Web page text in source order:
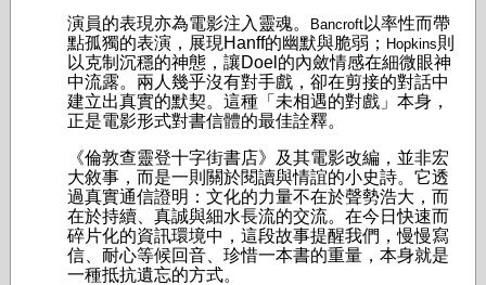
演員的表現亦為電影注入靈魂。
Bancroft 以率性而帶
點孤獨的表演，展現Hanff的幽默與脆弱； Hopkins則
以克制沉穩的神態，讓Doel的內斂情感在細微眼神
中流露。兩人幾乎沒有對手戲，卻在剪接的對話中
建立出真實的默契。這種「未相遇的對戲」本身，
正是電影形式對書信體的最佳詮釋。
《倫敦查靈登十字街書店》及其電影改編，並非宏
大敘事，而是一則關於閱讀與情誼的小史詩。它透
過真實通信證明：文化的力量不在於聲勢浩大，而
在於持續、真誠與細水長流的交流。在今日快速而
碎片化的資訊環境中，這段故事提醒我們，慢慢寫
信、耐心等候回音、珍惜一本書的重量，本身就是
一種抵抗遺忘的方式。